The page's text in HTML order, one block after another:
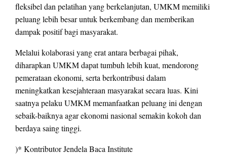
fleksibel dan pelatihan yang berkelanjutan, UMKM memiliki
peluang lebih besar untuk berkembang dan memberikan
dampak positif bagi masyarakat.
Melalui kolaborasi yang erat antara berbagai pihak,
diharapkan UMKM dapat tumbuh lebih kuat, mendorong
pemerataan ekonomi, serta berkontribusi dalam
meningkatkan kesejahteraan masyarakat secara luas. Kini
saatnya pelaku UMKM memanfaatkan peluang ini dengan
sebaik-baiknya agar ekonomi nasional semakin kokoh dan
berdaya saing tinggi.
)* Kontributor Jendela Baca Institute